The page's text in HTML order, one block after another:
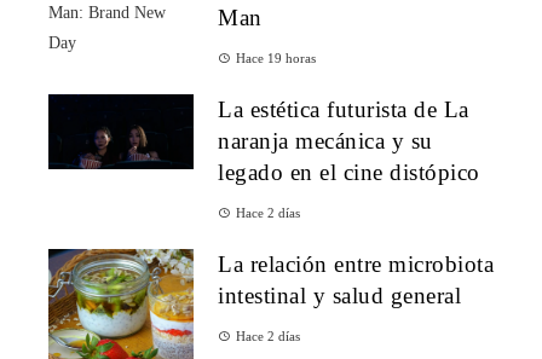
Man
Hace 19 horas
La estética futurista de La
naranja mecánica y su
legado en el cine distópico
Hace 2 días
La relación entre microbiota
intestinal y salud general
Hace 2 días